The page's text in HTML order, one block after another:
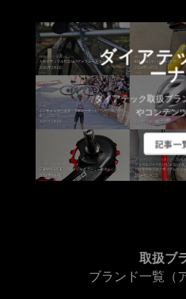
ダイアテ
ー
ダイアテック取扱ブラ
やコンテン
記事一
取扱ブ
ブランド一覧（